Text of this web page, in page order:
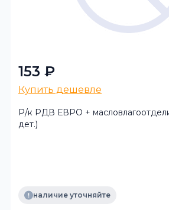
153 ₽
Купить дешевле
Р/к РДВ ЕВРО +
дет.)
наличие уточняйте